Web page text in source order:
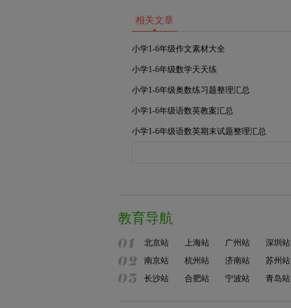
相关文章
小学1-6年级作文素材大全
小学1-6年级数学天天练
小学1-6年级奥数练习题整理汇总
小学1-6年级语数英教案汇总
小学1-6年级语数英期末试题整理汇总
教育导航
北京站 上海站 广州站 深圳站
南京站
杭州站 济南站 苏州站
长沙站
合肥站 宁波站 青岛站